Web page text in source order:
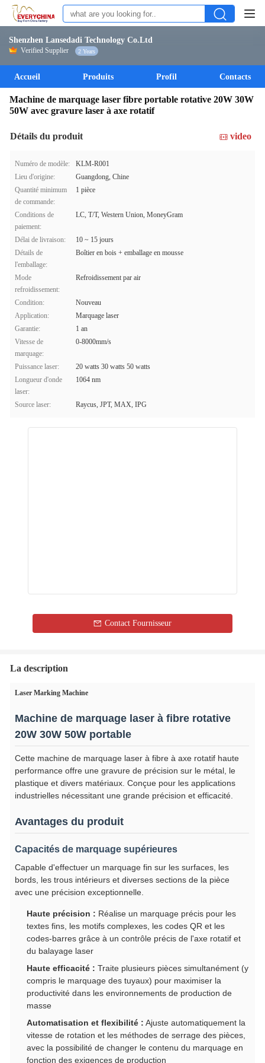
Shenzhen Lansedadi Technology Co.Ltd
Verified Supplier 2 Years
Accueil Produits Profil Contacts
Machine de marquage laser fibre portable rotative 20W 30W
50W avec gravure laser à axe rotatif
Détails du produit video
Numéro de modèle:
KLM-R001
Lieu d'origine:
Guangdong, Chine
Quantité minimum
de commande:
1 pièce
Conditions de
paiement:
LC, T/T, Western Union, MoneyGram
Délai de livraison:
10 ~ 15 jours
Détails de
l'emballage:
Boîtier en bois + emballage en mousse
Mode
refroidissement:
Refroidissement par air
Condition:
Nouveau
Application:
Marquage laser
Garantie:
1 an
Vitesse de
marquage:
0-8000mm/s
Puissance laser:
20 watts 30 watts 50 watts
Longueur d'onde
laser:
1064 nm
Source laser: Raycus, JPT, MAX, IPG
Contact Fournisseur
La description
Laser Marking Machine
Machine de marquage laser à fibre rotative
20W 30W 50W portable
Cette machine de marquage laser à fibre à axe rotatif haute
performance offre une gravure de précision sur le métal, le
plastique et divers matériaux. Conçue pour les applications
industrielles nécessitant une grande précision et efficacité.
Avantages du produit
Capacités de marquage supérieures
Capable d'effectuer un marquage fin sur les surfaces, les
bords, les trous intérieurs et diverses sections de la pièce
avec une précision exceptionnelle.
Haute précision : Réalise un marquage précis pour les
textes fins, les motifs complexes, les codes QR et les
codes-barres grâce à un contrôle précis de l'axe rotatif et
du balayage laser
Haute efficacité : Traite plusieurs pièces simultanément (y
compris le marquage des tuyaux) pour maximiser la
productivité dans les environnements de production de
masse
Automatisation et flexibilité : Ajuste automatiquement la
vitesse de rotation et les méthodes de serrage des pièces,
avec la possibilité de changer le contenu du marquage en
fonction des exigences de production